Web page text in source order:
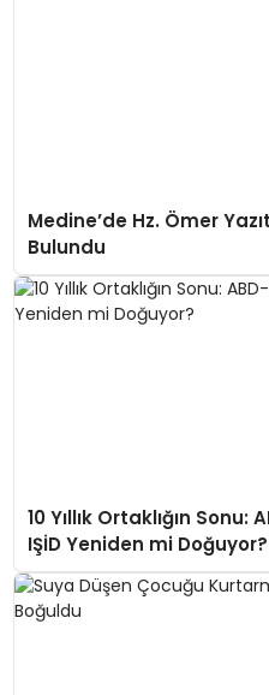
Medine’de Hz. Ömer
Bulundu
10 Yıllık Ortaklığın Sonu:
IŞİD Yeniden mi Doğuyor?